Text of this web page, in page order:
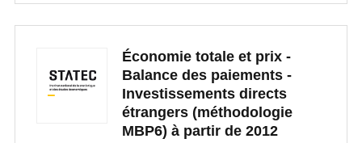
Économie totale et prix -
Balance des paiements -
Investissements directs
étrangers (méthodologie
MBP6) à partir de 2012